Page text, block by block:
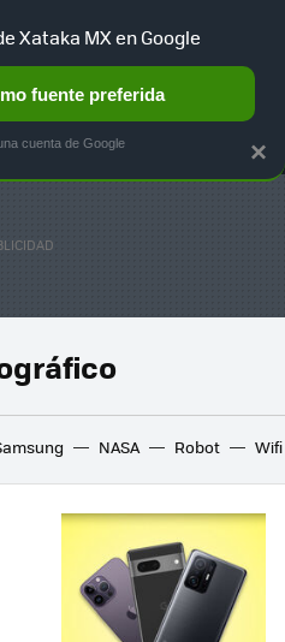
NUEVO
AUTO
NASA Robot Wifi
×
Xataka MX en Google
fuente preferida
cuenta de Google